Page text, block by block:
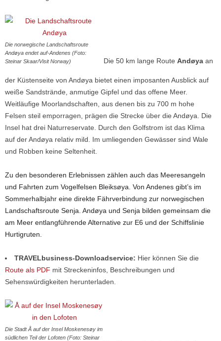
Die norwegische Landschaftsroute
Andøya endet auf-Andenes (Foto:
Steinar Skaar/Visit Norway)
Die 50 km lange Route Andøya an
der Küstenseite von Andøya bietet einen imposanten Ausblick auf
weiße Sandstrände, anmutige Gipfel und das offene Meer.
Weitläufige Moorlandschaften, aus denen bis zu 700 m hohe
Felsen steil emporragen, prägen die Strecke über die Andøya. Die
Insel hat drei Naturreservate. Durch den Golfstrom ist das Klima
auf der Andøya relativ mild. Im umliegenden Gewässer sind Wale
und Robben keine Seltenheit.
Zu den besonderen Erlebnissen zählen auch das Meeresangeln
und Fahrten zum Vogelfelsen Bleiksøya. Von Andenes gibt’s im
Sommerhalbjahr eine direkte Fährverbindung zur norwegischen
Landschaftsroute Senja. Andøya und Senja bilden gemeinsam die
am Meer entlangführende Alternative zur E6 und der Schiffslinie
Hurtigruten.
TRAVELbusiness-Downloadservice: Hier können Sie die
Route als PDF mit Streckeninfos, Beschreibungen und
Sehenswürdigkeiten herunterladen.
Die Stadt Å auf der Insel Moskenesøy im
südlichen Teil der Lofoten (Foto: Steinar